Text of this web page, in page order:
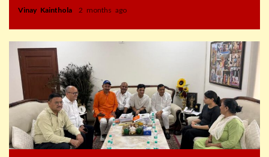
Vinay Kainthola 2 months ago